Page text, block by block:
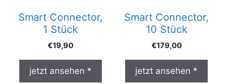
Smart Connector,
1 Stück
€19,90
jetzt ansehen *
Smart Connector,
10 Stück
€179,00
jetzt ansehen *